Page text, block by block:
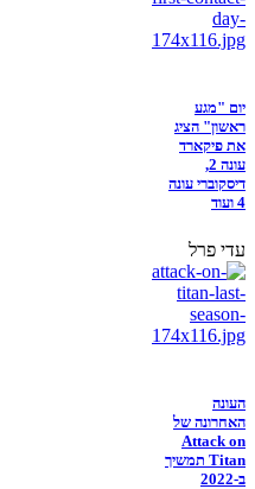
יום "מגע
ראשון" הציג
את פיקארד
עונה 2,
דיסקוברי עונה
4 ועוד
עדי פרל
העונה
האחרונה של
Attack on
Titan תמשיך
ב-2022